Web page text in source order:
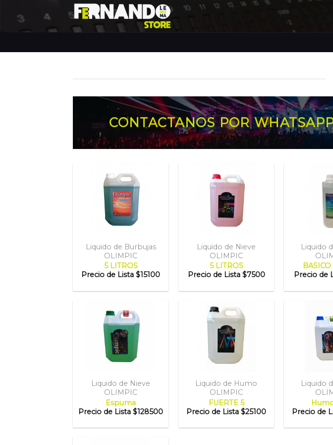
CONTACTANOS POR
Liquido de Burbujas
OLIMPIC
5 LITROS
Precio de Lista $15100
Liquido de Nieve
OLIMPIC
5 LITROS
Precio de Lista $7500
Liquido
Precio de
Liquido de Nieve
OLIMPIC
Espuma
Precio de Lista $128500
Liquido de Humo
OLIMPIC
FUERTE 5
Precio de Lista $25100
Liquido
Precio de